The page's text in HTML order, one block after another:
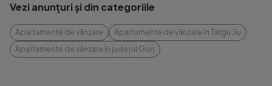
Vezi anunțuri și din categoriile
Apartamente de vânzare
Apartamente de vânzare în Targu Jiu
Apartamente de vânzare în județul Gorj